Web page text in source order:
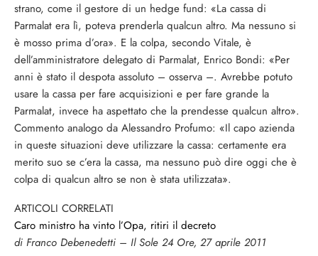
strano, come il gestore di un hedge fund: «La cassa di
Parmalat era lì, poteva prenderla qualcun altro. Ma nessuno si
è mosso prima d’ora». E la colpa, secondo Vitale, è
dell’amministratore delegato di Parmalat, Enrico Bondi: «Per
anni è stato il despota assoluto – osserva –. Avrebbe potuto
usare la cassa per fare acquisizioni e per fare grande la
Parmalat, invece ha aspettato che la prendesse qualcun altro».
Commento analogo da Alessandro Profumo: «Il capo azienda
in queste situazioni deve utilizzare la cassa: certamente era
merito suo se c’era la cassa, ma nessuno può dire oggi che è
colpa di qualcun altro se non è stata utilizzata».
ARTICOLI CORRELATI
Caro ministro ha vinto l’Opa, ritiri il decreto
di Franco Debenedetti – Il Sole 24 Ore, 27 aprile 2011